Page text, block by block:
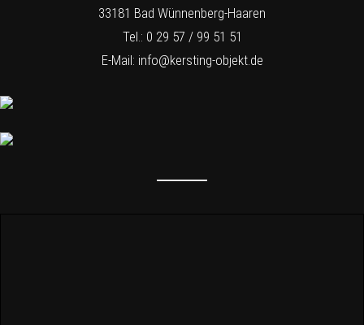
33181 Bad Wünnenberg-Haaren
Tel.: 0 29 57 / 99 51 51
E-Mail: info@kersting-objekt.de